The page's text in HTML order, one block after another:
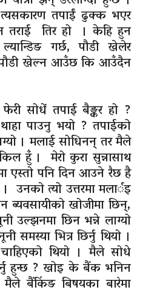
तपाईंढुक्क भएर
तराई तिर हो । केहि हुन
गर्छ, पौडी खेलेर
पौडी खेल्न आउँछ कि आउँदैन
सोधें तपाईबैङ्करहो ?
पाउनु भयो ? तपाईको
। मलाई सोधिनन् तर मैले
हुँ । मेरो कुरा सुन्नासाथ
एस्तो पनि दिन आउने रैछ है
उनको त्यो उत्तरमा मलार्इ
खोजीमा छिन्,
उल्झनमा छिन भन्ने लाग्यो
भित्र छिर्नु थियो ।
थियो । मैले सोधे
हुन्छ ? खोइ के बैंक भनिन
बैंकिंङ बिषयका बारेमा